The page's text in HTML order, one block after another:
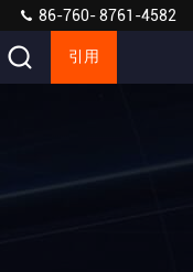
86-760- 8761-4582
引用